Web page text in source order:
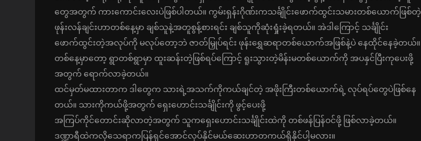
တွေအတွက် ကားကောင်းလေးပဲဖြစ်ပါတယ်။ ကွမ်းရှန်းဂိုဏ်းကသင်္ချိုင်းဖောက်ထွင်းသမားတစ်ယောက်ဖြစ်တဲ့
ဖုန်းလန်ချင်းဟာတစ်နေ့မှာ ချစ်သူနဲ့အတူစွန့်စားရင်း ချစ်သူကိုဆုံးရှုံးခဲ့ရတယ်။ အဲဒါကြောင့် သင်္ချိုင်း
ဖောက်ထွင်းတဲ့အလုပ်ကို မလုပ်တော့ဘဲ ဇာတ်မြှုပ်ရင်း ဖုန်းရွှေဆရာတစ်ယောက်အဖြစ်နဲ့ပဲ နေထိုင်နေခဲ့တယ်။
တစ်နေ့မှာတော့ ရွာတစ်ရွာမှာ ထူးဆန်းတဲ့ဖြစ်ရပ်ကြောင့် ရူးသွားတဲ့မိန်းမတစ်ယောက်ကို အပနှင်ပြီးကုပေးဖို့
အတွက် ရောက်လာခဲ့တယ်။
ထင်မှတ်မထားတာက ဒါတွေက သားရဲ့အသက်ကိုကယ်ချင်တဲ့ အဖိုးကြီးတစ်ယောက်ရဲ့ လုပ်ရပ်တွေပဲဖြစ်နေ
တယ်။ သားကိုကယ်ဖို့အတွက် ရှေးဟောင်းသင်္ချိုင်းကို ဖွင့်ပေးဖို့
အကြပ်ကိုင်တောင်းဆိုလာတဲ့အတွက် သူကရှေးဟောင်းသင်္ချိုင်းထဲကို တစ်ဖန်ပြန်ဝင်ဖို့ ဖြစ်လာခဲ့တယ်။
ဒဏ္ဍာရီထဲကလိုသေရာကပြန်ရှင်အောင်လုပ်နိုင်မယ်ဆေးဟာတကယ်ရှိနိုင်ပါ့မလား။